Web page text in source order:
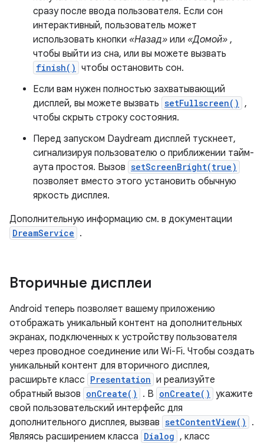
сразу после ввода пользователя. Если сон
интерактивный, пользователь может
использовать кнопки «Назад» или «Домой» ,
чтобы выйти из сна, или вы можете вызвать
finish() чтобы остановить сон.
Если вам нужен полностью захватывающий
дисплей, вы можете вызвать setFullscreen() ,
чтобы скрыть строку состояния.
Перед запуском Daydream дисплей тускнеет,
сигнализируя пользователю о приближении тайм-
аута простоя. Вызов setScreenBright(true)
позволяет вместо этого установить обычную
яркость дисплея.
Дополнительную информацию см. в документации
DreamService .
Вторичные дисплеи
Android теперь позволяет вашему приложению
отображать уникальный контент на дополнительных
экранах, подключенных к устройству пользователя
через проводное соединение или Wi-Fi. Чтобы создать
уникальный контент для вторичного дисплея,
расширьте класс Presentation и реализуйте
обратный вызов onCreate() . В onCreate() укажите
свой пользовательский интерфейс для
дополнительного дисплея, вызвав setContentView()
.
Являясь расширением класса Dialog , класс